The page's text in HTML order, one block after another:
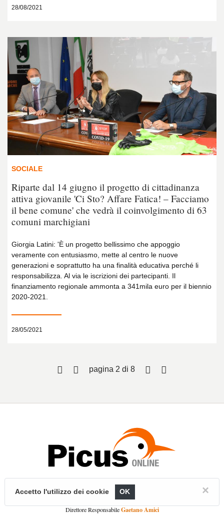
28/08/2021
SOCIALE
Riparte dal 14 giugno il progetto di cittadinanza
attiva giovanile 'Ci Sto? Affare Fatica! – Facciamo
il bene comune' che vedrà il coinvolgimento di 63
comuni marchigiani
Giorgia Latini: 'È un progetto bellissimo che appoggio
veramente con entusiasmo, mette al centro le nuove
generazioni e soprattutto ha una finalità educativa perché li
responsabilizza. Al via le iscrizioni dei partecipanti. Il
finanziamento regionale ammonta a 341mila euro per il biennio
2020-2021.
28/05/2021
pagina 2 di 8
Picusnet. Testata iscritta al Registro Stampa del Tribunale di Ascoli Piceno n°485.
Editore PicenWorld s.r.l.
Direttore ResponsabileGaetano Amici
Accetto l'utilizzo dei cookie OK ×